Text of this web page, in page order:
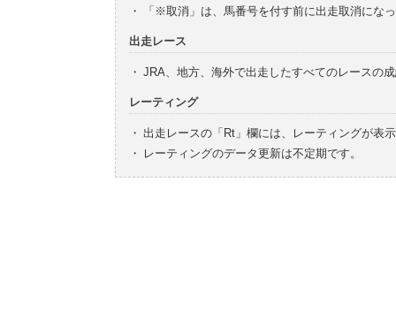
・ 「※取消」は、馬番号を付す前に出走取消にな
出走レース
・ JRA、地方、海外で出走したすべてのレースの
レーティング
・ 出走レースの「Rt」欄には、レーティングが表
・
レーティングのデータ更新は不定期です。